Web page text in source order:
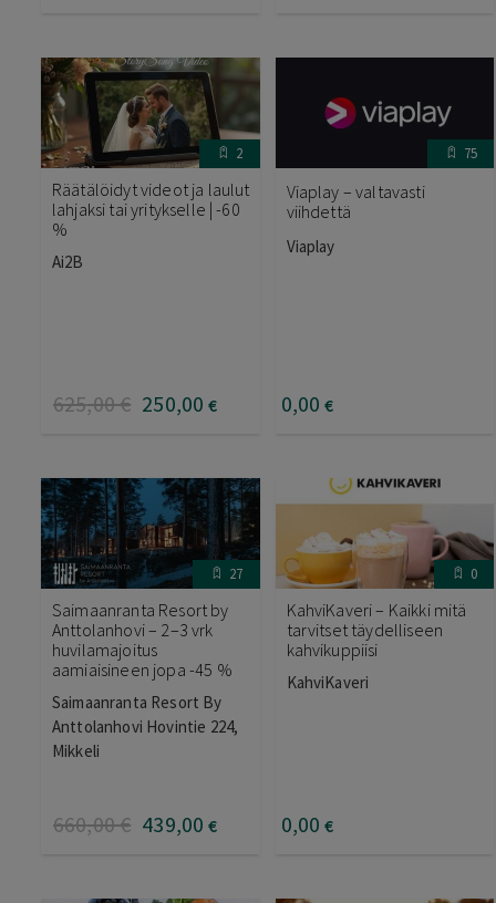
2
Räätälöidyt videot ja laulut
lahjaksi tai yritykselle | -60
%
Ai2B
625,00€ 250,00 €
75
Viaplay – valtavasti
viihdettä
Viaplay
0,00 €
27
Saimaanranta Resort by
Anttolanhovi – 2–3 vrk
huvilamajoitus
aamiaisineen jopa -45 %
Saimaanranta Resort By
Anttolanhovi Hovintie 224,
Mikkeli
660,00€ 439,00 €
0
KahviKaveri – Kaikki mitä
tarvitset täydelliseen
kahvikuppiisi
KahviKaveri
0,00 €